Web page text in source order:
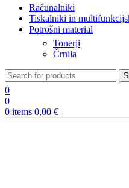
Računalniki
Tiskalniki in
Potrošni material
Tonerji
Črnila
0
0
0 items 0,00 €